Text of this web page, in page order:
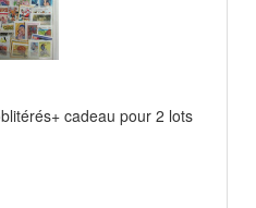
cadeau pour 2 lots